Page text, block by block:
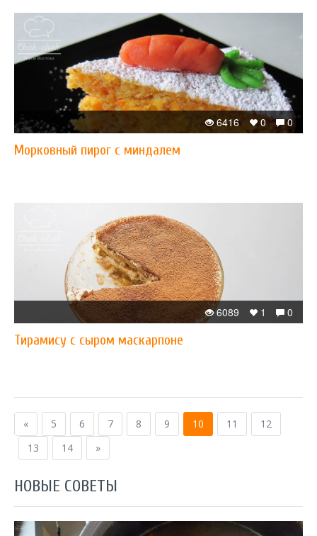
0
0
6416
Морковный пирог с миндалем
0
1
6089
Тирамису с сыром маскарпоне
« 5 6 7 8 9 10 11
12
13
14 »
НОВЫЕ СОВЕТЫ